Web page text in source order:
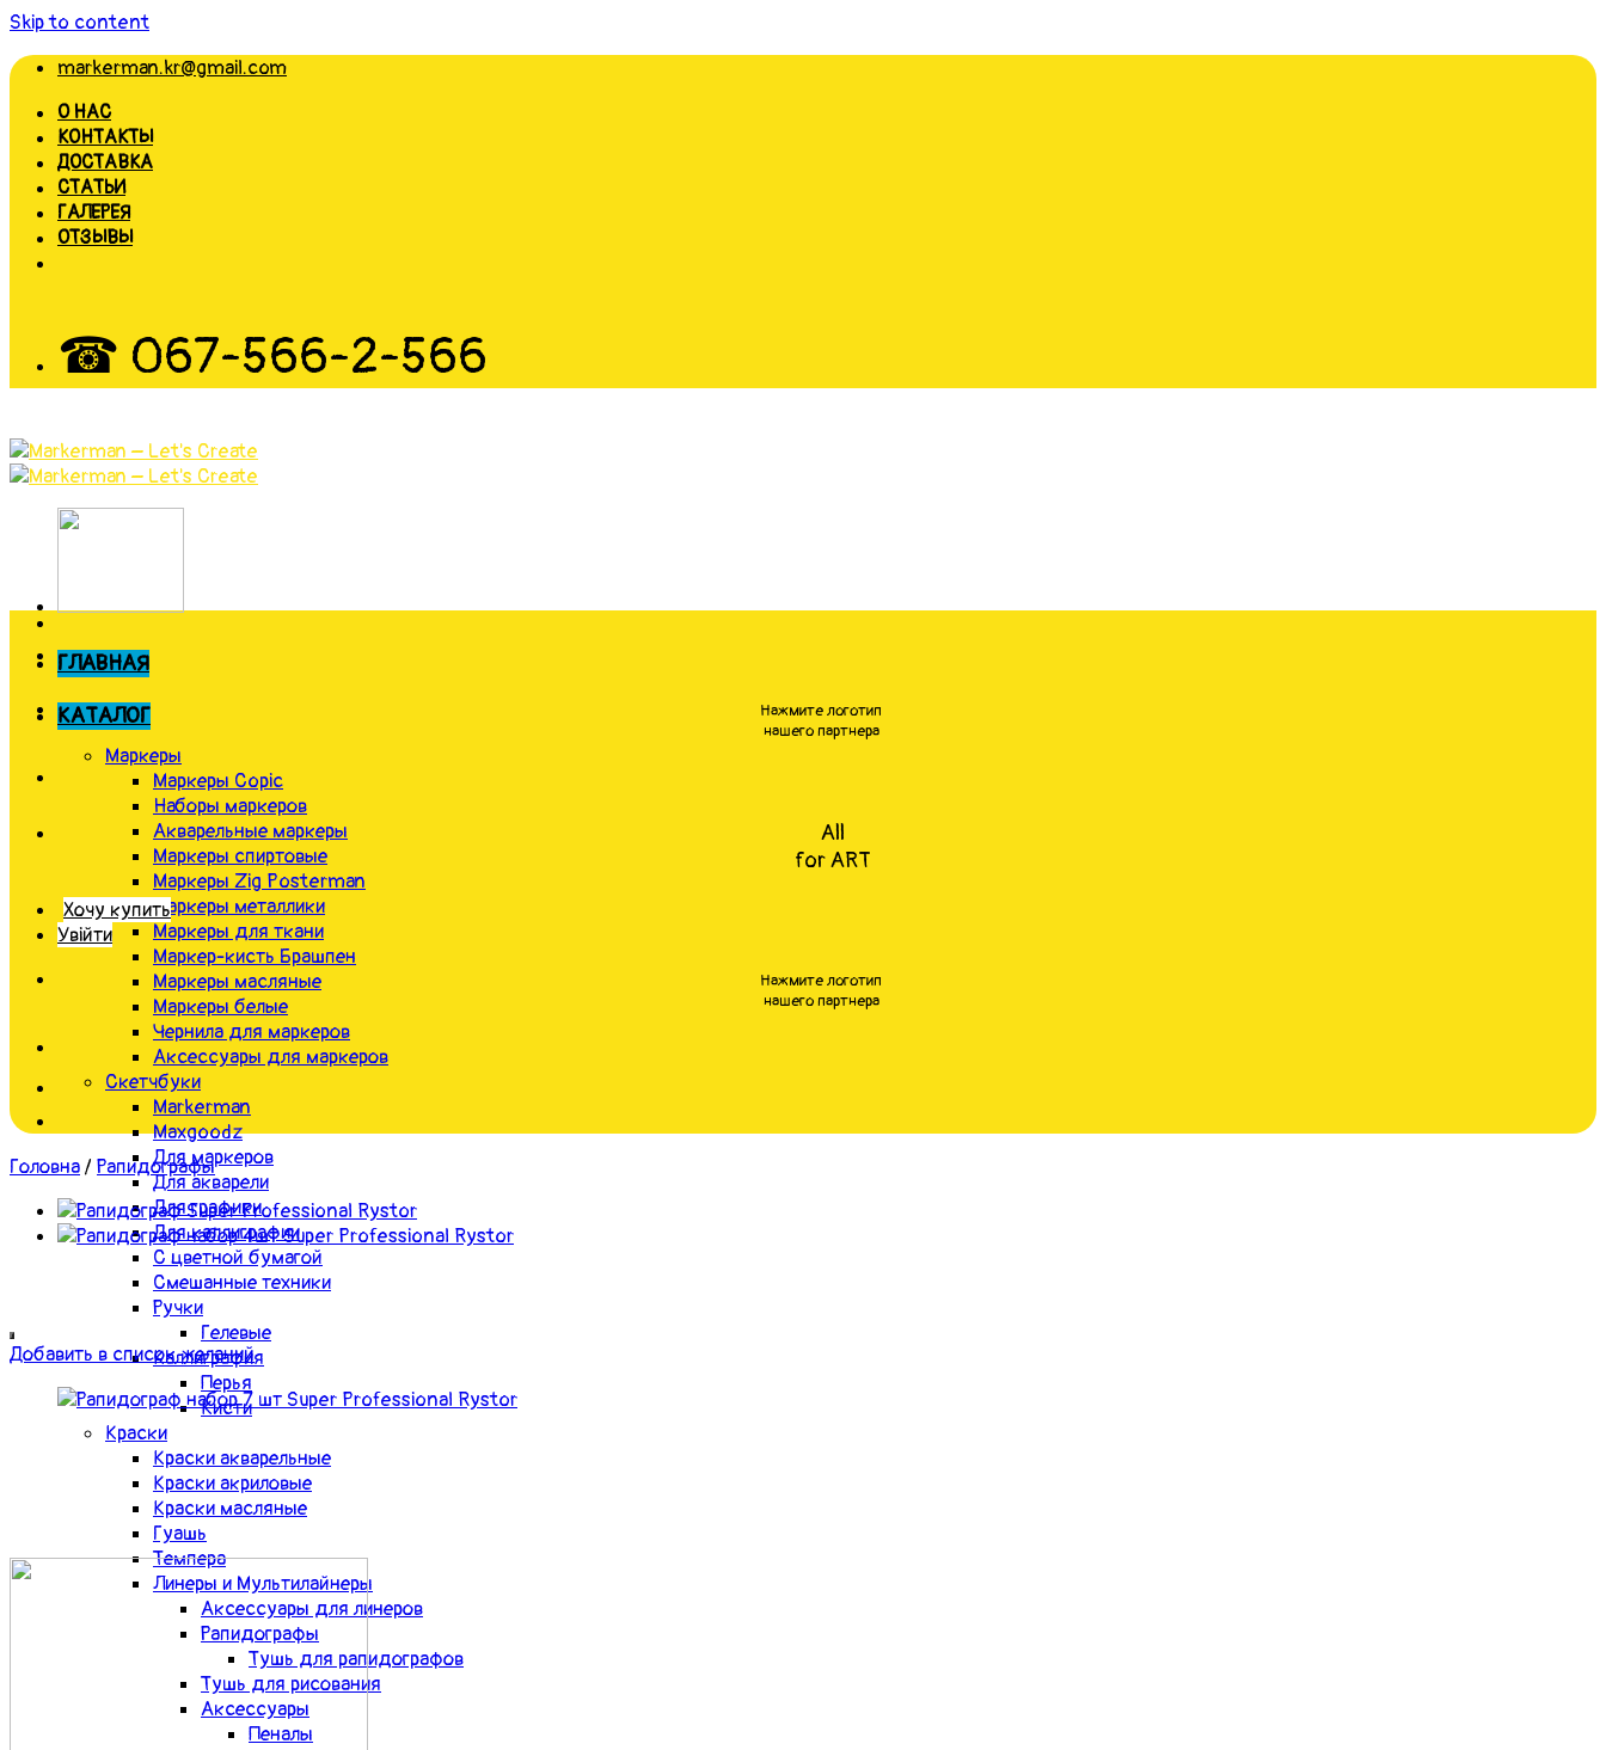
Skip to content
markerman.kr@gmail.com
О НАС
КОНТАКТЫ
ДОСТАВКА
СТАТЬИ
ГАЛЕРЕЯ
ОТЗЫВЫ
☎ 067-566-2-566
ГЛАВНАЯ
КАТАЛОГ
Маркеры
Маркеры Copic
Наборы маркеров
Акварельные маркеры
Маркеры спиртовые
Маркеры Zig Posterman
Маркеры металлики
Маркеры для ткани
Маркер-кисть Брашпен
Маркеры масляные
Маркеры белые
Чернила для маркеров
Аксессуары для маркеров
Скетчбуки
Markerman
Maxgoodz
Для маркеров
Для акварели
Для графики
Для каллиграфии
С цветной бумагой
Смешанные техники
Ручки
Гелевые
Каллиграфия
Перья
Кисти
Краски
Краски акварельные
Краски акриловые
Краски масляные
Гуашь
Темпера
Линеры и Мультилайнеры
Аксессуары для линеров
Рапидографы
Тушь для рапидографов
Тушь для рисования
Аксессуары
Пеналы
Нажмите логотип
нашего партнера
All
for ART
Хочу купить
Увійти
Нажмите логотип
нашего партнера
Головна/ Рапидографы
Добавить в список желаний